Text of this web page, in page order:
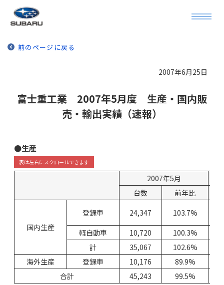
前のページに戻る
2007年6月25日
富士重工業 2007年5月度 生産・国内販
売・輸出実績（速報）
●生産
2007年5月
台数
前年比
国内生産
登録車 24,347
103.7%
軽自動車
10,720
100.3%
計
35,067
102.6%
海外生産
登録車 10,176
89.9%
合計
45,243 99.5%